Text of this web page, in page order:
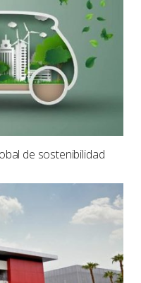
de sostenibilidad